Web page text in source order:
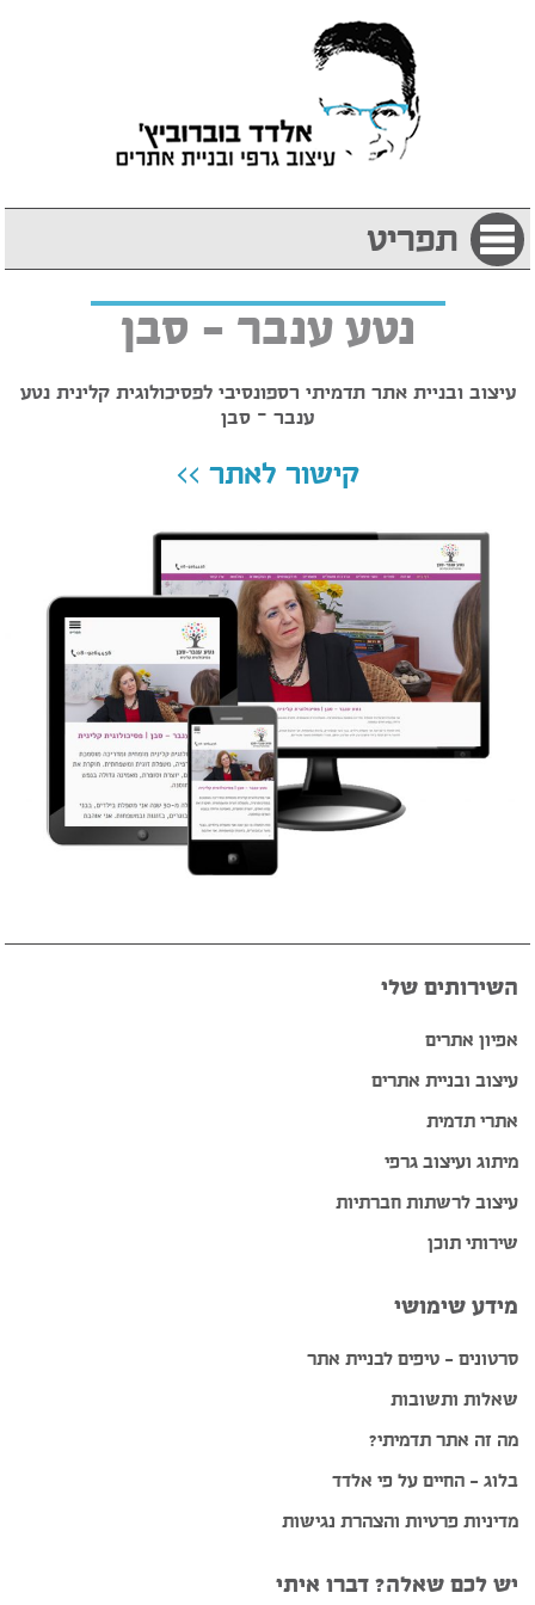
תפריט
נטע ענבר – סבן
עיצוב ובניית אתר תדמיתי רספונסיבי לפסיכולוגית קלינית נטע
ענבר - סבן
קישור לאתר >>
השירותים שלי
אפיון אתרים
עיצוב ובניית אתרים
אתרי תדמית
מיתוג ועיצוב גרפי
עיצוב לרשתות חברתיות
שירותי תוכן
מידע שימושי
סרטונים – טיפים לבניית אתר
שאלות ותשובות
מה זה אתר תדמיתי?
בלוג – החיים על פי אלדד
מדיניות פרטיות והצהרת נגישות
יש לכם שאלה? דברו איתי